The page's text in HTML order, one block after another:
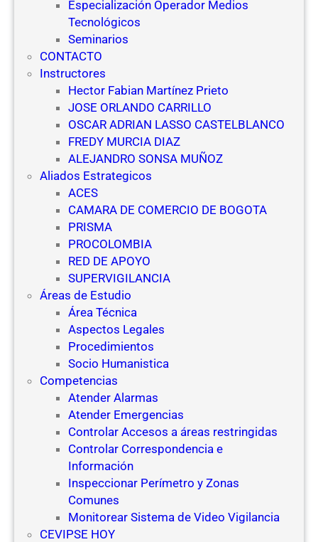
Especialización Operador Medios
Tecnológicos
Seminarios
CONTACTO
Instructores
Hector Fabian Martínez Prieto
JOSE ORLANDO CARRILLO
OSCAR ADRIAN LASSO CASTELBLANCO
FREDY MURCIA DIAZ
ALEJANDRO SONSA MUÑOZ
Aliados Estrategicos
ACES
CAMARA DE COMERCIO DE BOGOTA
PRISMA
PROCOLOMBIA
RED DE APOYO
SUPERVIGILANCIA
Áreas de Estudio
Área Técnica
Aspectos Legales
Procedimientos
Socio Humanistica
Competencias
Atender Alarmas
Atender Emergencias
Controlar Accesos a áreas restringidas
Controlar Correspondencia e
Información
Inspeccionar Perímetro y Zonas
Comunes
Monitorear Sistema de Video Vigilancia
CEVIPSE HOY